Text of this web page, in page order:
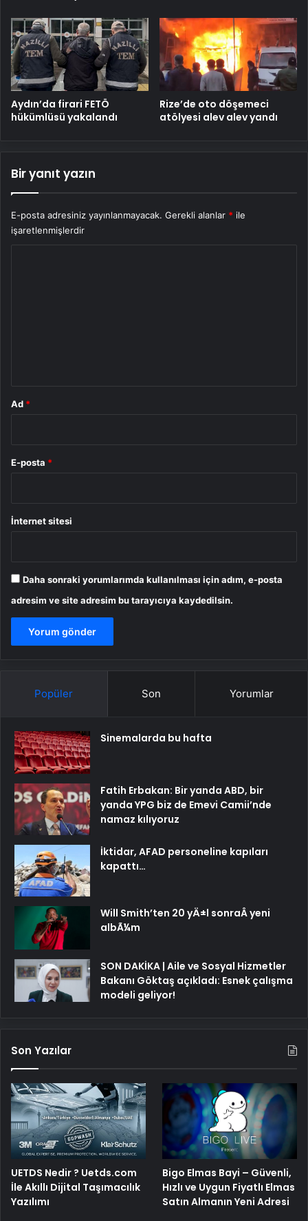
Aydın’da firari FETÖ
hükümlüsü yakalandı
Rize’de oto döşemeci
atölyesi alev alev yandı
Bir yanıt yazın
E-posta adresiniz yayınlanmayacak. Gerekli alanlar * ile
işaretlenmişlerdir
Ad *
E-posta *
İnternet sitesi
Daha sonraki yorumlarımda kullanılması için adım, e-posta
adresim ve site adresim bu tarayıcıya kaydedilsin.
Popüler Son Yorumlar
Sinemalarda bu hafta
Fatih Erbakan: Bir yanda ABD, bir
yanda YPG biz de Emevi Camii’nde
namaz kılıyoruz
İktidar, AFAD personeline kapıları
kapattı…
Will Smith’ten 20 yÄ±l sonraÂ yeni
albÃ¼m
SON DAKİKA | Aile ve Sosyal Hizmetler
Bakanı Göktaş açıkladı: Esnek çalışma
modeli geliyor!
Son Yazılar
UETDS Nedir ? Uetds.com
İle Akıllı Dijital Taşımacılık
Yazılımı
Bigo Elmas Bayi – Güvenli,
Hızlı ve Uygun Fiyatlı Elmas
Satın Almanın Yeni Adresi